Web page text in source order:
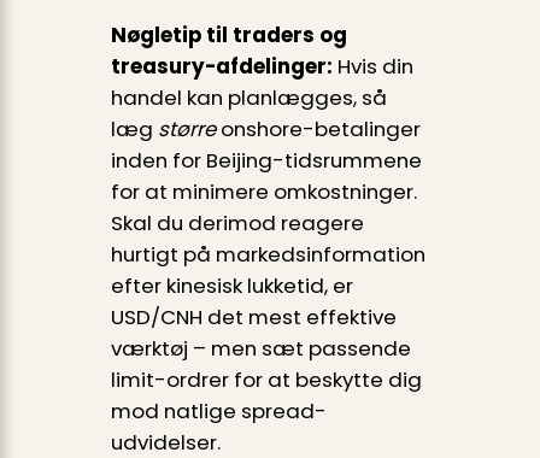
Nøgletip til traders og
treasury-afdelinger: Hvis din
handel kan planlægges, så
læg størreonshore-betalinger
inden for Beijing-tidsrummene
for at minimere omkostninger.
Skal du derimod reagere
hurtigt på markedsinformation
efter kinesisk lukketid, er
USD/CNH det mest effektive
værktøj – men sæt passende
limit-ordrer for at beskytte dig
mod natlige spread-
udvidelser.